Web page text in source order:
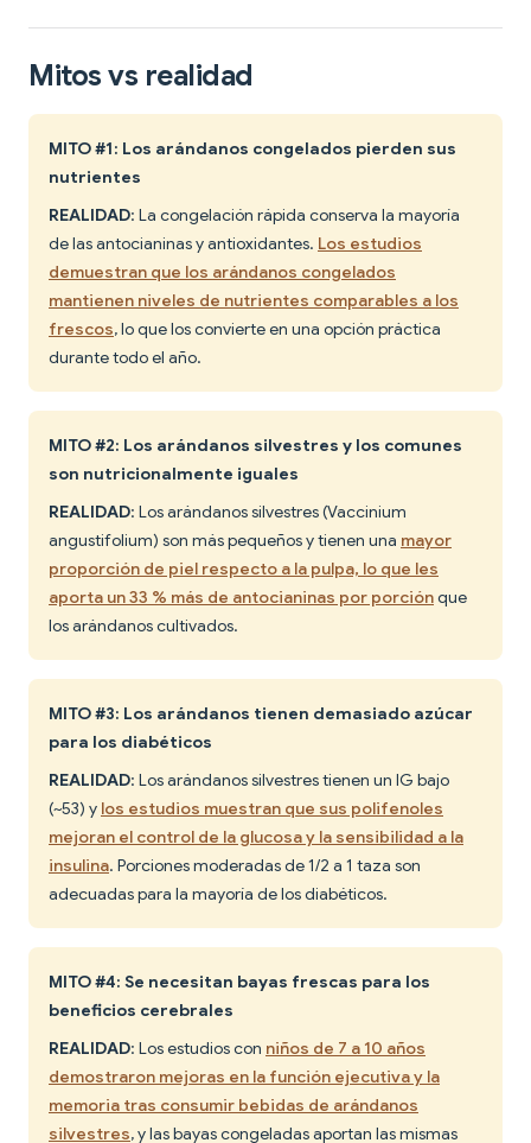
Mitos vs realidad
MITO #1: Los arándanos congelados pierden sus
nutrientes
REALIDAD: La congelación rápida conserva la mayoría
de las antocianinas y antioxidantes. Los estudios
demuestran que los arándanos congelados
mantienen niveles de nutrientes comparables a los
frescos, lo que los convierte en una opción práctica
durante todo el año.
MITO #2: Los arándanos silvestres y los comunes
son nutricionalmente iguales
REALIDAD: Los arándanos silvestres (Vaccinium
angustifolium) son más pequeños y tienen una mayor
proporción de piel respecto a la pulpa, lo que les
aporta un 33 % más de antocianinas por porciónque
los arándanos cultivados.
MITO #3: Los arándanos tienen demasiado azúcar
para los diabéticos
REALIDAD: Los arándanos silvestres tienen un IG bajo
(~53) y los estudios muestran que sus polifenoles
mejoran el control de la glucosa y la sensibilidad a la
insulina. Porciones moderadas de 1/2 a 1 taza son
adecuadas para la mayoría de los diabéticos.
MITO #4: Se necesitan bayas frescas para los
beneficios cerebrales
REALIDAD: Los estudios con niños de 7 a 10 años
demostraron mejoras en la función ejecutiva y la
memoria tras consumir bebidas de arándanos
silvestres, y las bayas congeladas aportan las mismas